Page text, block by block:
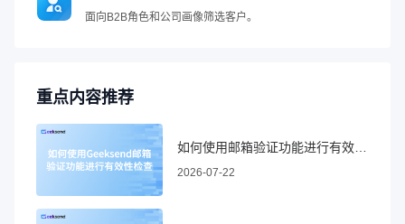
面向B2B角色和公司画像筛选客户。
重点内容推荐
2026-07-22